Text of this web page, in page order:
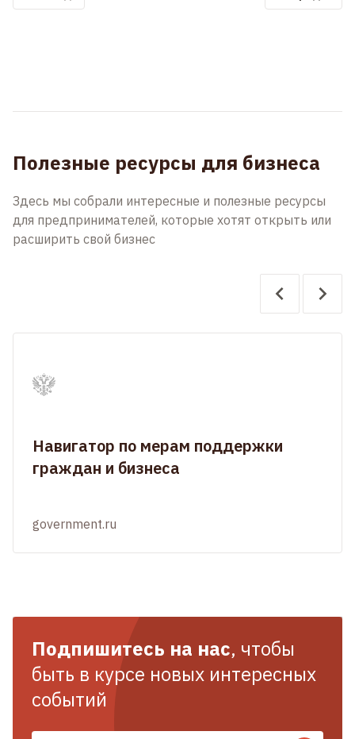
Полезные ресурсы для бизнеса
Здесь мы собрали интересные и полезные ресурсы
для предпринимателей, которые хотят открыть или
расширить свой бизнес
Навигатор по мерам поддержки
граждан и бизнеса
government.ru
Подпишитесь на нас, чтобы
быть в курсе новых интересных
событий